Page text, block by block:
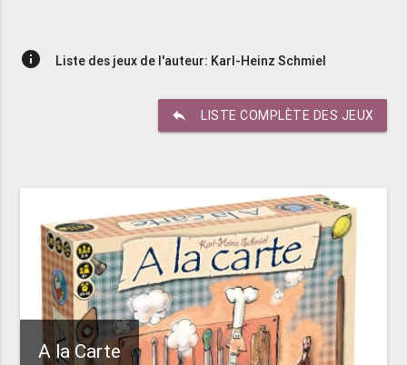
info Liste des jeux de l'auteur: Karl-Heinz Schmiel
reply LISTE COMPLÈTE DES JEUX
A la Carte